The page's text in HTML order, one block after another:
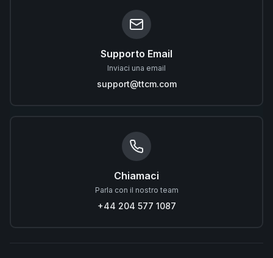
Supporto Email
Inviaci una email
support@ttcm.com
Chiamaci
Parla con il nostro team
+44 204 577 1087